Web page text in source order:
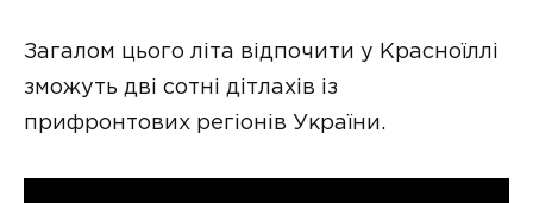
Загалом цього літа відпочити у Красноїллі
зможуть дві сотні дітлахів із
прифронтових регіонів України.